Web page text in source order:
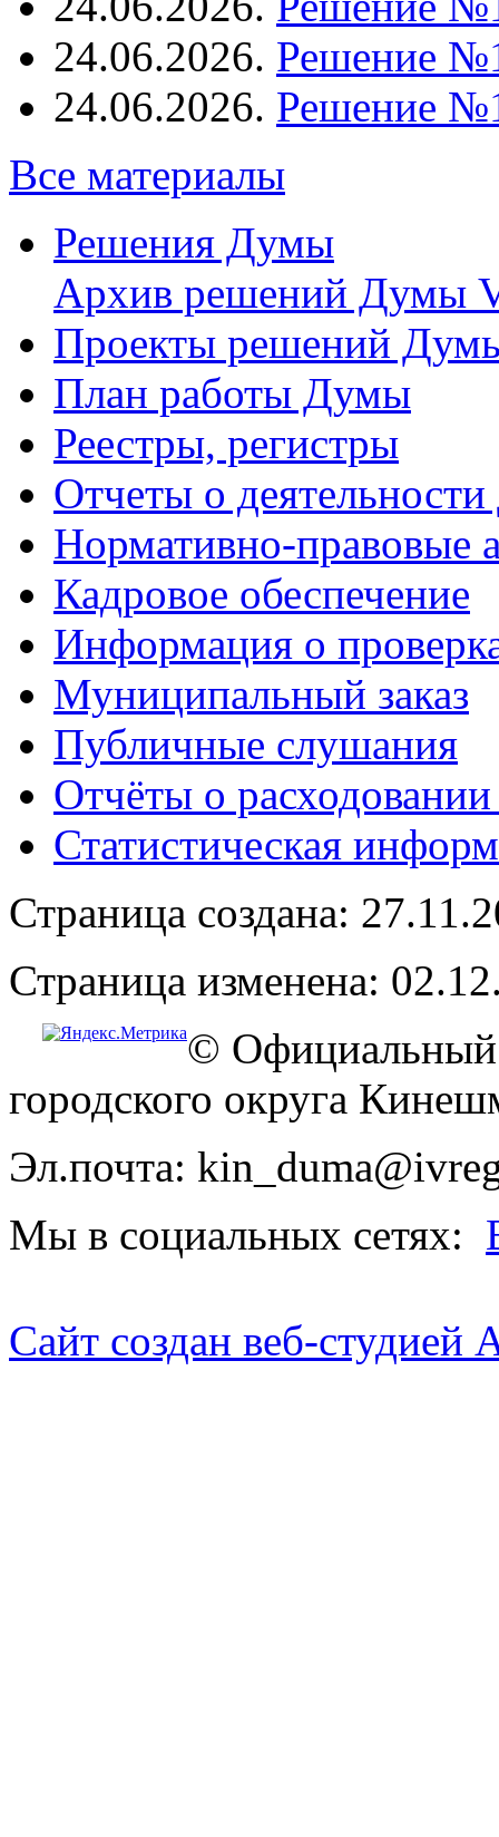
24.06.2026. Решение
24.06.2026. Решение
Все материалы
Решения Думы
Архив решений Думы
Проекты решений
План работы Думы
Реестры, регистры
Отчеты о
Нормативно-правовые
Кадровое обеспечение
Информация о
Муниципальный заказ
Публичные слушания
Отчёты о
Статистическая
Страница создана:
Страница изменена:
© Официальный
городского округа
Эл.почта:
Мы в социальных сетях:
Сайт создан веб-студией